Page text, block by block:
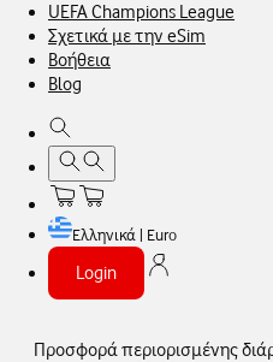
UEFA Champions League
Σχετικά με την eSim
Βοήθεια
Blog
Ελληνικά | Euro
Login
Προσφορά περιορισμένης